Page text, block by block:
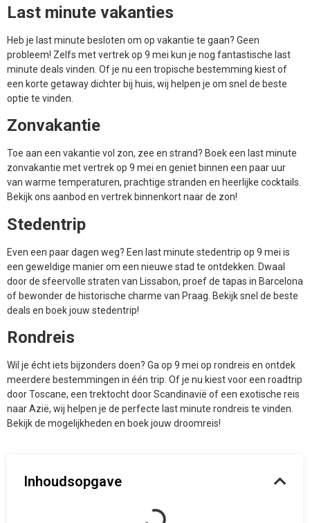
optie te vinden.
Zonvakantie
Toe aan een vakantie vol zon, zee en strand? Boek een last minute
zonvakantie met vertrek op 9 mei en geniet binnen een paar uur
van warme temperaturen, prachtige stranden en heerlijke cocktails.
Bekijk ons aanbod en vertrek binnenkort naar de zon!
Stedentrip
Even een paar dagen weg? Een last minute stedentrip op 9 mei is
een geweldige manier om een nieuwe stad te ontdekken. Dwaal
door de sfeervolle straten van Lissabon, proef de tapas in Barcelona
of bewonder de historische charme van Praag. Bekijk snel de beste
deals en boek jouw stedentrip!
Rondreis
Wil je écht iets bijzonders doen? Ga op 9 mei op rondreis en ontdek
meerdere bestemmingen in één trip. Of je nu kiest voor een roadtrip
door Toscane, een trektocht door Scandinavië of een exotische reis
naar Azië, wij helpen je de perfecte last minute rondreis te vinden.
Bekijk de mogelijkheden en boek jouw droomreis!
Inhoudsopgave